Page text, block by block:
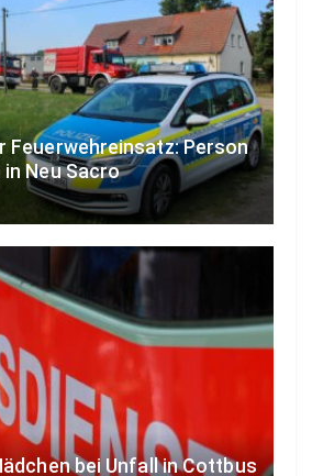
Feuerwehreinsatz: Person
Neu Sacro
bei Unfall in Cottbus